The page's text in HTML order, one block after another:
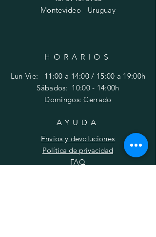
Montevideo - Uruguay
HORARIOS
Lun-Vie: 11:00 a 14:00 / 15:00 a 19:00h
​​Sábados: 10:00 - 14:00h
Domingos: Cerrado
AYUDA
Envíos y devoluciones
Política de privacidad
FAQ